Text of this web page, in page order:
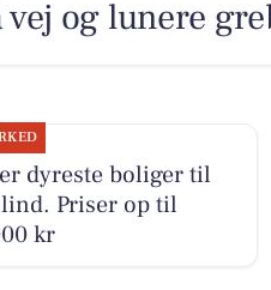
vej og lunere
dyreste boliger til
Priser op til
kr